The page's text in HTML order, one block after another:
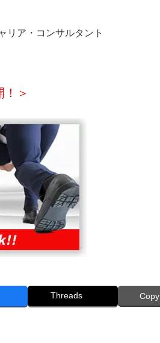
リア・コンサルタント
＞
Threads Copy